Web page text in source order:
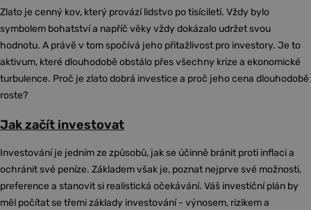
Zlato je cenný kov, který provází lidstvo po tisíciletí. Vždy bylo
symbolem bohatství a napříč věky vždy dokázalo udržet svou
hodnotu. A právě v tom spočívá jeho přitažlivost pro investory. Je to
aktivum, které dlouhodobě obstálo přes všechny krize a ekonomické
turbulence. Proč je zlato dobrá investice a proč jeho cena dlouhodobě
roste?
Jak začít investovat
Investování je jedním ze způsobů, jak se účinně bránit proti inflaci a
ochránit své peníze. Základem však je, poznat nejprve své možnosti,
preference a stanovit si realistická očekávání. Váš investiční plán by
měl počítat se třemi základy investování - výnosem, rizikem a